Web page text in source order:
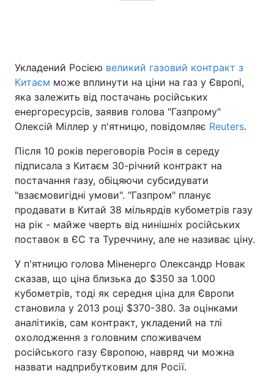
Укладений Росією великий газовий контракт з
Китаєм може вплинути на ціни на газ у Європі,
яка залежить від постачань російських
енергоресурсів, заявив голова "Газпрому"
Олексій Міллер у п'ятницю, повідомляє Reuters.
Після 10 років переговорів Росія в середу
підписала з Китаєм 30-річний контракт на
постачання газу, обіцяючи субсидувати
"взаємовигідні умови". "Газпром" планує
продавати в Китай 38 мільярдів кубометрів газу
на рік - майже чверть від нинішніх російських
поставок в ЄС та Туреччину, але не називає ціну.
У п'ятницю голова Міненерго Олександр Новак
сказав, що ціна близька до $350 за 1.000
кубометрів, тоді як середня ціна для Європи
становила у 2013 році $370-380. За оцінками
аналітиків, сам контракт, укладений на тлі
охолодження з головним споживачем
російського газу Європою, навряд чи можна
назвати надприбутковим для Росії.